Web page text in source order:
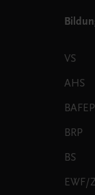
VS
AHS
BRP
BS
EWF/